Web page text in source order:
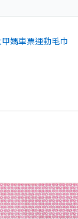
媽車票運動毛巾